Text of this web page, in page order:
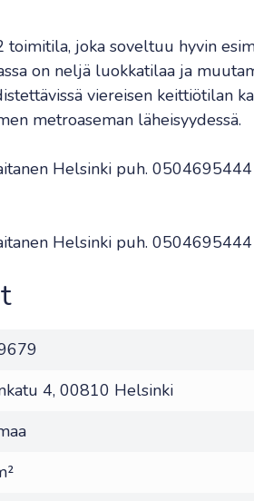
toimitila, joka soveltuu hyvin
on neljä luokkatilaa ja
viereisen keittiötilan
metroaseman läheisyydessä.
Helsinki puh. 0504695444
Helsinki puh. 0504695444
4, 00810 Helsinki